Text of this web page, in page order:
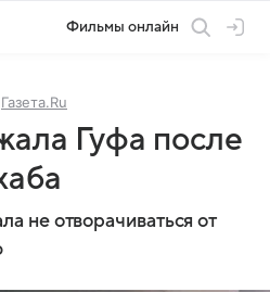
Фильмы онлайн
Газета.Ru
Гуфа после
не отворачиваться от